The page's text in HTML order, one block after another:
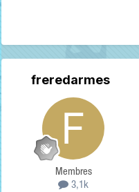
freredarmes
Membres
3,1k